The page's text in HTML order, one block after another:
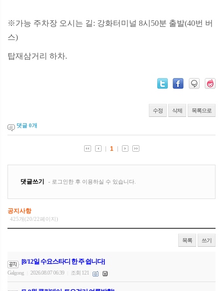
※가능 주차장 오시는 길: 강화터미널 8시50분 출발(40번 버
스)
탑재삼거리 하차.
수정 삭제 목록으로
댓글 0개
공지사항
425개(20/22페이지)
목록 쓰기
[8/12일 수요스타디 한 주 쉽니다]
Galgong 2026.08.07 06:39 조회 121